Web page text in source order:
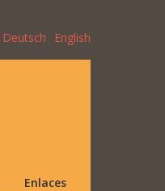
Deutsch English
Enlaces